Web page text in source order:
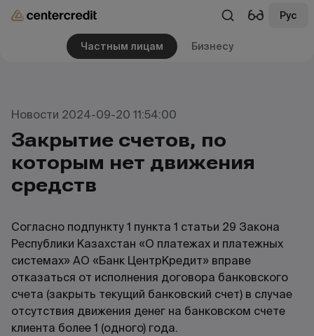
Рус
Частным лицам Бизнесу
Новости 2024-09-20 11:54:00
Закрытие счетов, по
которым нет движения
средств
Согласно подпункту 1 пункта 1 статьи 29 Закона
Республики Казахстан «О платежах и платежных
системах» АО «Банк ЦентрКредит» вправе
отказаться от исполнения договора банковского
счета (закрыть текущий банковский счет) в случае
отсутствия движения денег на банковском счете
клиента более 1 (одного) года.